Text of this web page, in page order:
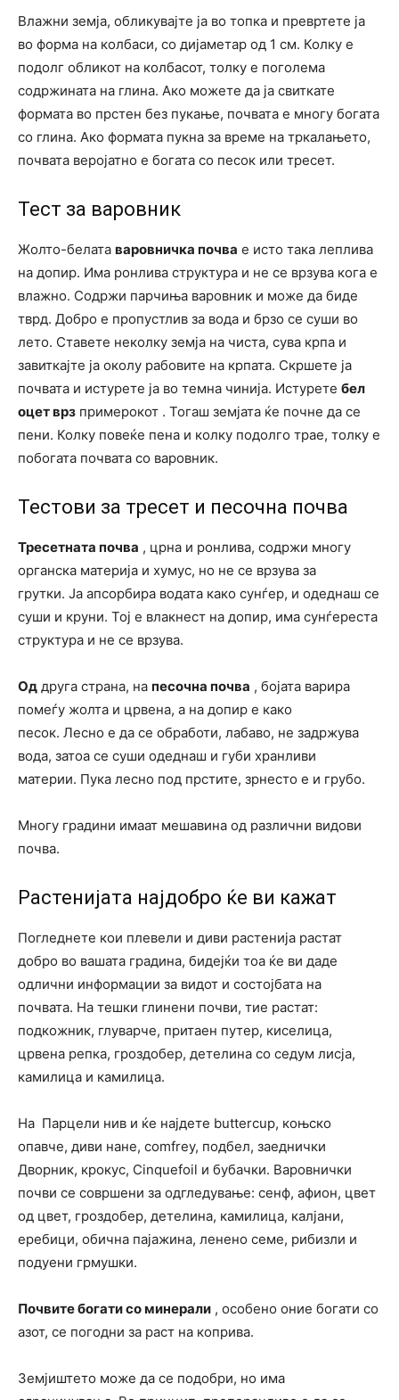
Влажни земја, обликувајте ја во топка и превртете ја
во форма на колбаси, со дијаметар од 1 см. Колку е
подолг обликот на колбасот, толку е поголема
содржината на глина. Ако можете да ја свиткате
формата во прстен без пукање, почвата е многу богата
со глина. Ако формата пукна за време на тркалањето,
почвата веројатно е богата со песок или тресет.
Тест за варовник
Жолто-белата варовничка почва е исто така леплива
на допир. Има ронлива структура и не се врзува кога е
влажно. Содржи парчиња варовник и може да биде
тврд. Добро е пропустлив за вода и брзо се суши во
лето. Ставете неколку земја на чиста, сува крпа и
завиткајте ја околу рабовите на крпата. Скршете ја
почвата и истурете ја во темна чинија. Истурете бел
оцет врз примерокот . Тогаш земјата ќе почне да се
пени. Колку повеќе пена и колку подолго трае, толку е
побогата почвата со варовник.
Тестови за тресет и песочна почва
Тресетната почва , црна и ронлива, содржи многу
органска материја и хумус, но не се врзува за
грутки. Ја апсорбира водата како сунѓер, и одеднаш се
суши и круни. Тој е влакнест на допир, има сунѓереста
структура и не се врзува.
Од друга страна, на песочна почва , бојата варира
помеѓу жолта и црвена, а на допир е како
песок. Лесно е да се обработи, лабаво, не задржува
вода, затоа се суши одеднаш и губи хранливи
материи. Пука лесно под прстите, зрнесто е и грубо.
Многу градини имаат мешавина од различни видови
почва.
Растенијата најдобро ќе ви кажат
Погледнете кои плевели и диви растенија растат
добро во вашата градина, бидејќи тоа ќе ви даде
одлични информации за видот и состојбата на
почвата. На тешки глинени почви, тие растат:
подкожник, глуварче, притаен путер, киселица,
црвена репка, гроздобер, детелина со седум лисја,
камилица и камилица.
На Парцели нив и ќе најдете buttercup, коњско
опавче, диви нане, comfrey, подбел, заеднички
Дворник, крокус, Cinquefoil и бубачки. Варовнички
почви се совршени за одгледување: сенф, афион, цвет
од цвет, гроздобер, детелина, камилица, калјани,
еребици, обична пајажина, ленено семе, рибизли и
подуени грмушки.
Почвите богати со минерали , особено оние богати со
азот, се погодни за раст на коприва.
Земјиштето може да се подобри, но има